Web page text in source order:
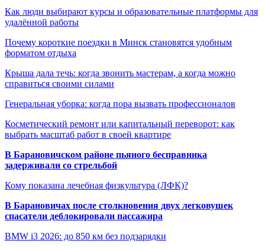
Как люди выбирают курсы и образовательные платформы для
удалённой работы
Почему короткие поездки в Минск становятся удобным
форматом отдыха
Крыша дала течь: когда звонить мастерам, а когда можно
справиться своими силами
Генеральная уборка: когда пора вызвать профессионалов
Косметический ремонт или капитальный переворот: как
выбрать масштаб работ в своей квартире
В Барановичском районе пьяного бесправника
задерживали со стрельбой
Кому показана лечебная физкультура (ЛФК)?
В Барановичах после столкновения двух легковушек
спасатели деблокировали пассажира
BMW i3 2026: до 850 км без подзарядки